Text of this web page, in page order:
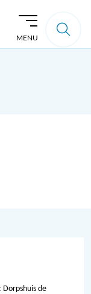
MENU
Dorpshuis de